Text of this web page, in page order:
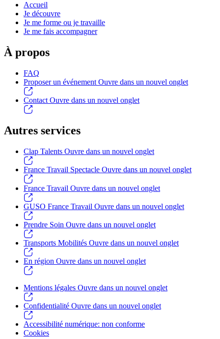
Accueil
Je découvre
Je me forme ou je travaille
Je me fais accompagner
À propos
FAQ
Proposer un événement Ouvre dans un nouvel onglet
Contact Ouvre dans un nouvel onglet
Autres services
Clap Talents Ouvre dans un nouvel onglet
France Travail Spectacle Ouvre dans un nouvel onglet
France Travail Ouvre dans un nouvel onglet
GUSO France Travail Ouvre dans un nouvel onglet
Prendre Soin Ouvre dans un nouvel onglet
Transports Mobilités Ouvre dans un nouvel onglet
En région Ouvre dans un nouvel onglet
Mentions légales Ouvre dans un nouvel onglet
Confidentialité Ouvre dans un nouvel onglet
Accessibilité numérique: non conforme
Cookies